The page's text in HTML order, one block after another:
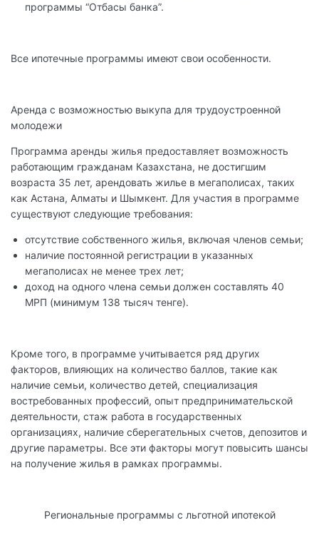
программы “Отбасы банка”.
Все ипотечные программы имеют свои особенности.
Аренда с возможностью выкупа для трудоустроенной
молодежи
Программа аренды жилья предоставляет возможность
работающим гражданам Казахстана, не достигшим
возраста 35 лет, арендовать жилье в мегаполисах, таких
как Астана, Алматы и Шымкент. Для участия в программе
существуют следующие требования:
отсутствие собственного жилья, включая членов семьи;
наличие постоянной регистрации в указанных
мегаполисах не менее трех лет;
доход на одного члена семьи должен составлять 40
МРП (минимум 138 тысяч тенге).
Кроме того, в программе учитывается ряд других
факторов, влияющих на количество баллов, такие как
наличие семьи, количество детей, специализация
востребованных профессий, опыт предпринимательской
деятельности, стаж работа в государственных
организациях, наличие сберегательных счетов, депозитов и
другие параметры. Все эти факторы могут повысить шансы
на получение жилья в рамках программы.
Региональные программы с льготной ипотекой